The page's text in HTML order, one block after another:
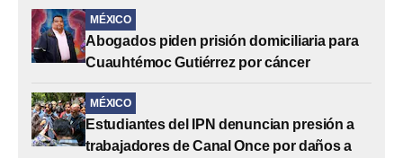
MÉXICO
Abogados piden prisión domiciliaria para
Cuauhtémoc Gutiérrez por cáncer
MÉXICO
Estudiantes del IPN denuncian presión a
trabajadores de Canal Once por daños a